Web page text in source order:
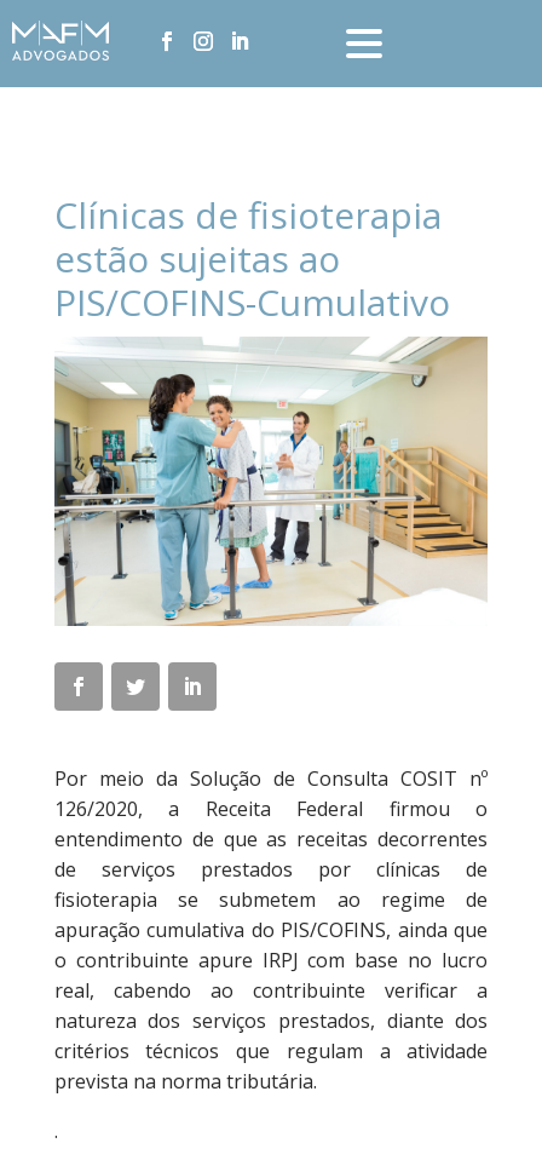
Clínicas de fisioterapia
estão sujeitas ao
PIS/COFINS-Cumulativo
Por meio da Solução de Consulta COSIT nº
126/2020, a Receita Federal firmou o
entendimento de que as receitas decorrentes
de serviços prestados por clínicas de
fisioterapia se submetem ao regime de
apuração cumulativa do PIS/COFINS, ainda que
o contribuinte apure IRPJ com base no lucro
real, cabendo ao contribuinte verificar a
natureza dos serviços prestados, diante dos
critérios técnicos que regulam a atividade
prevista na norma tributária.
.